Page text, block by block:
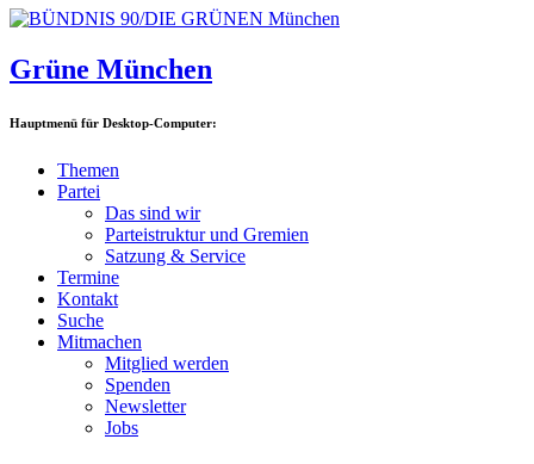
Grüne München
Hauptmenü für Desktop-Computer:
Themen
Partei
Das sind wir
Parteistruktur und Gremien
Satzung & Service
Termine
Kontakt
Suche
Mitmachen
Mitglied werden
Spenden
Newsletter
Jobs